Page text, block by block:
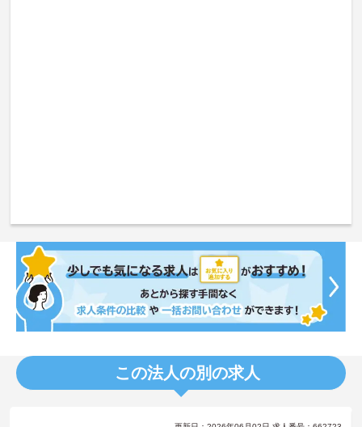
この法人の別の求人